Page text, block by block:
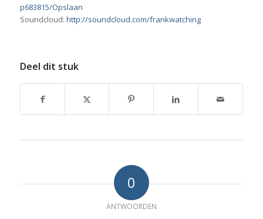
p683815/Opslaan
Soundcloud: http://soundcloud.com/frankwatching
Deel dit stuk
0
ANTWOORDEN